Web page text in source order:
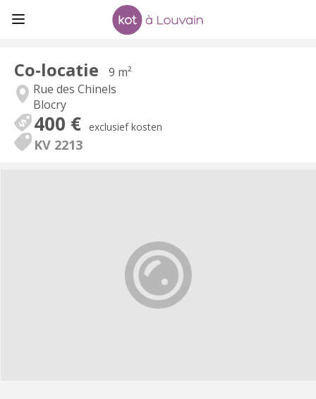
Co-locatie
9 m²
Rue des Chinels
Blocry
400 € exclusief kosten
KV 2213